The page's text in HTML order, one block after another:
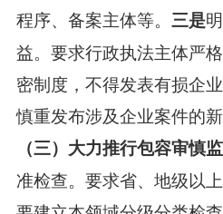
程序、备案主体等。 三是
益。要求行政执法主体严
密制度，不得发表有损企
慎重发布涉及企业案件的新
（三）大力推行包容审慎
准检查。要求省、地级以